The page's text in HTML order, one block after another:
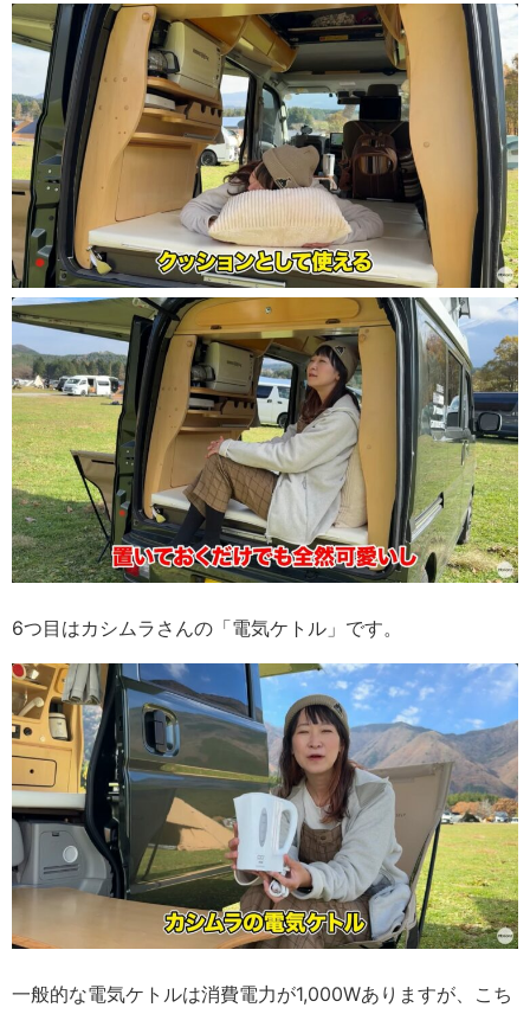
6つ目はカシムラさんの「電気ケトル」です。
一般的な電気ケトルは消費電力が1,000Wありますが、こち